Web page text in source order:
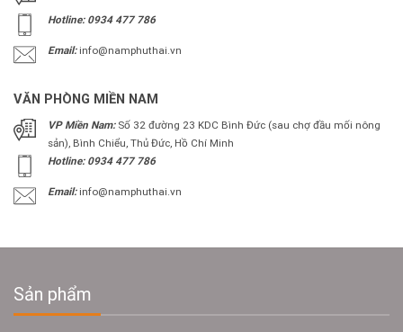
Hotline: 0934 477 786
Email: info@namphuthai.vn
VĂN PHÒNG MIỀN NAM
VP Miền Nam:Số 32 đường 23 KDC Bình Đức (sau chợ đầu mối nông
sản), Bình Chiểu, Thủ Đức, Hồ Chí Minh
Hotline: 0934 477 786
Email:info@namphuthai.vn
Sản phẩm